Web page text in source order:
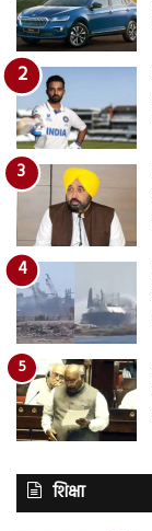
शिक्षा